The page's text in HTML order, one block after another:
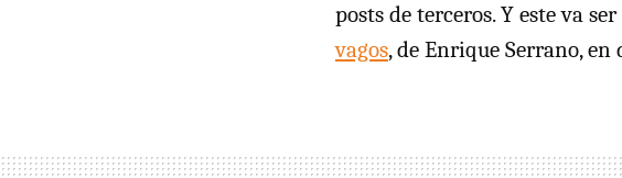
posts de terceros. Y este va
vagos, de Enrique Serrano,